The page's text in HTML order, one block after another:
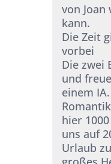
von Joan
kann.
Die Zeit
vorbei
Die zwei
und
einem IA.
hier
uns auf
Urlaub